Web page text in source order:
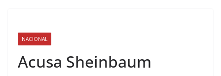
NACIONAL
Acusa Sheinbaum